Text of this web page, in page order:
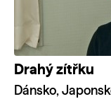
Drahý zítřku
Dánsko,